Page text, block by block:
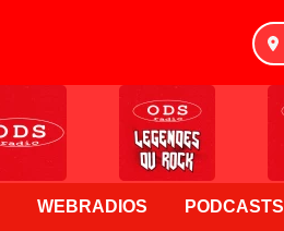
WEBRADIOS PODCASTS